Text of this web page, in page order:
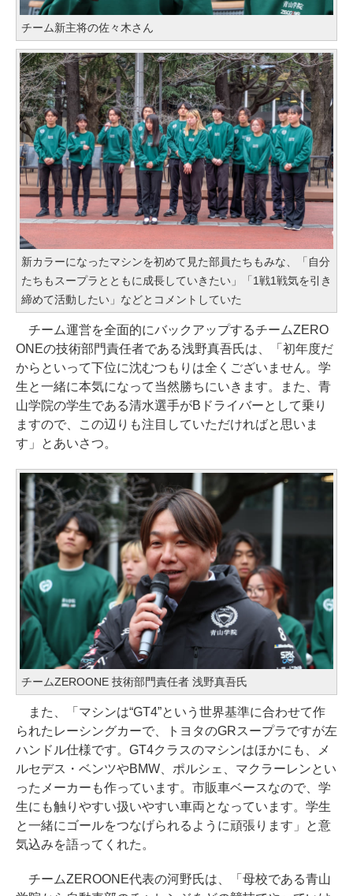
チーム新主将の佐々木さん
新カラーになったマシンを初めて見た部員たちもみな、「自分
たちもスープラとともに成長していきたい」「1戦1戦気を引き
締めて活動したい」などとコメントしていた
チーム運営を全面的にバックアップするチームZERO
ONEの技術部門責任者である浅野真吾氏は、「初年度だ
からといって下位に沈むつもりは全くございません。学
生と一緒に本気になって当然勝ちにいきます。また、青
山学院の学生である清水選手がBドライバーとして乗り
ますので、この辺りも注目していただければと思いま
す」とあいさつ。
チームZEROONE 技術部門責任者 浅野真吾氏
また、「マシンは“GT4”という世界基準に合わせて作
られたレーシングカーで、トヨタのGRスープラですが左
ハンドル仕様です。GT4クラスのマシンはほかにも、メ
ルセデス・ベンツやBMW、ポルシェ、マクラーレンとい
ったメーカーも作っています。市販車ベースなので、学
生にも触りやすい扱いやすい車両となっています。学生
と一緒にゴールをつなげられるように頑張ります」と意
気込みを語ってくれた。
チームZEROONE代表の河野氏は、「母校である青山